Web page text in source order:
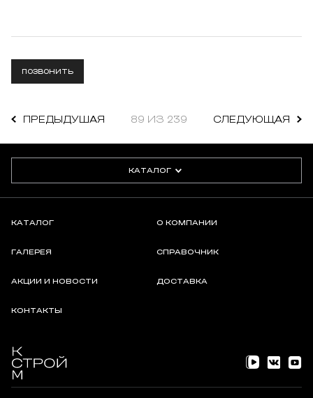
ПОЗВОНИТЬ
ПРЕДЫДУШАЯ 89 ИЗ 239 СЛЕДУЮЩАЯ
КАТАЛОГ
КАТАЛОГ О КОМПАНИИ
ГАЛЕРЕЯ СПРАВОЧНИК
АКЦИИ И НОВОСТИ ДОСТАВКА
КОНТАКТЫ